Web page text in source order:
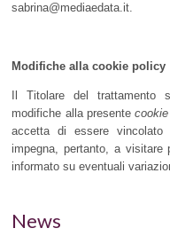
sabrina@mediaedata.it.
Modifiche alla cookie policy
Il Titolare del
modifiche alla presente
accetta di essere
impegna, pertanto, a visitare
informato su eventuali
News